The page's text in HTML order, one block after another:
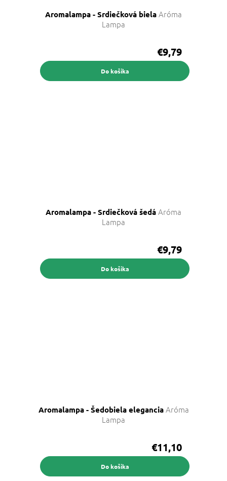
Aromalampa - Srdiečková biela Aróma
Lampa
€9,79
Do košíka
Aromalampa - Srdiečková šedá Aróma
Lampa
€9,79
Do košíka
Aromalampa - Šedobiela elegancia Aróma
Lampa
€11,10
Do košíka